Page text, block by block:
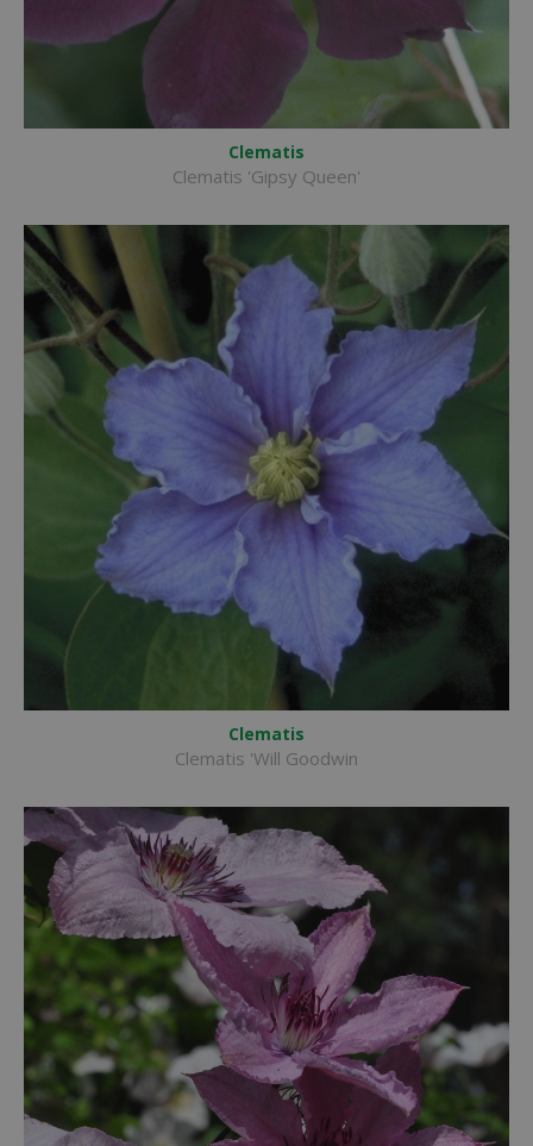
Clematis
Clematis 'Gipsy Queen'
Clematis
Clematis 'Will Goodwin